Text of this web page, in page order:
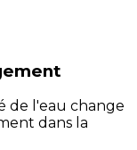
de l'eau change
dans la